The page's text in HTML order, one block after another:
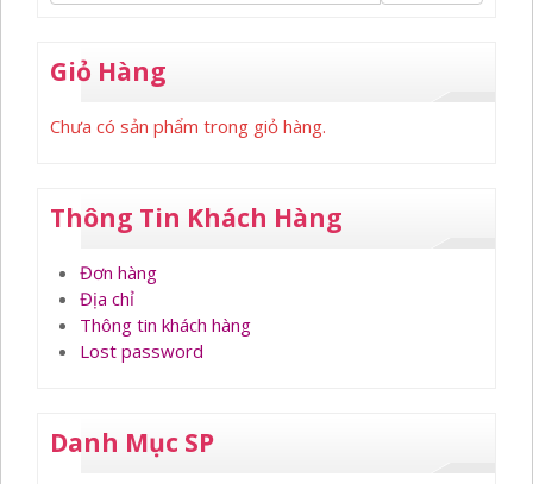
Giỏ Hàng
Chưa có sản phẩm trong giỏ hàng.
Thông Tin Khách Hàng
Đơn hàng
Địa chỉ
Thông tin khách hàng
Lost password
Danh Mục SP